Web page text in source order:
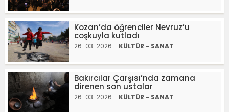
Kozan’da öğrenciler Nevruz’u
coşkuyla kutladı
26-03-2026 - KÜLTÜR - SANAT
Bakırcılar Çarşısı’nda zamana
direnen son ustalar
26-03-2026 - KÜLTÜR - SANAT